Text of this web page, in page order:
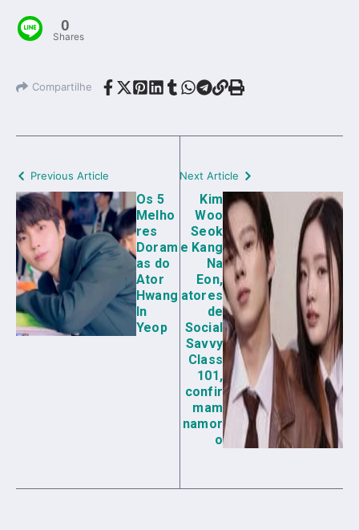
0
Shares
Compartilhe
Previous Article
Os 5
Melho
res
Doram
as do
Ator
Hwang
In
Yeop
Next Article
Kim
Woo
Seok
e Kang
Na
Eon,
atores
de
Social
Savvy
Class
101,
confir
mam
namor
o